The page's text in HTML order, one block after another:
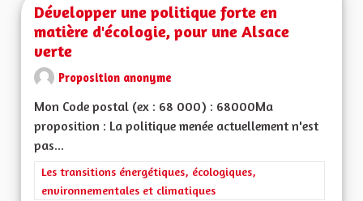
Développer une politique forte en
matière d'écologie, pour une Alsace
verte
Proposition anonyme
Mon Code postal (ex : 68 000) : 68000Ma
proposition : La politique menée actuellement n'est
pas...
Filtrer les résultats de la catégorie : Les transitions
Les transitions énergétiques, écologiques,
environnementales et climatiques